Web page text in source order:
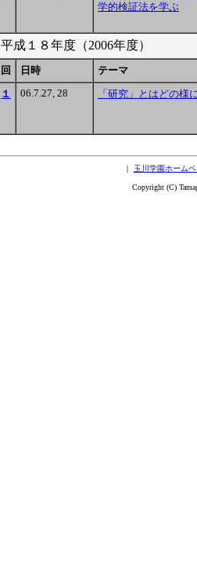
学的検証法を学ぶ
平成１８年度（2006年度）
回 日時
テーマ
１
06.7.27, 28 「研究」とはどの様
｜ 玉川学園ホーム
Copyright (C)